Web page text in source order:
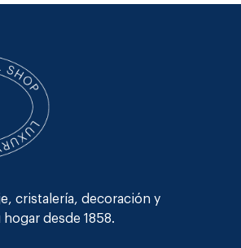
cristalería, decoración y
desde 1858.